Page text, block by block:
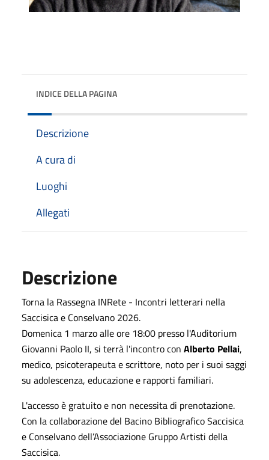
INDICE DELLA PAGINA
Descrizione
A cura di
Luoghi
Allegati
Descrizione
Torna la Rassegna INRete - Incontri letterari nella
Saccisica e Conselvano 2026.
Domenica 1 marzo alle ore 18:00 presso l'Auditorium
Giovanni Paolo II, si terrà l'incontro con Alberto Pellai,
medico, psicoterapeuta e scrittore, noto per i suoi saggi
su adolescenza, educazione e rapporti familiari.
L'accesso è gratuito e non necessita di prenotazione.
Con la collaborazione del Bacino Bibliografico Saccisica
e Conselvanodell’Associazione Gruppo Artisti della
Saccisica.